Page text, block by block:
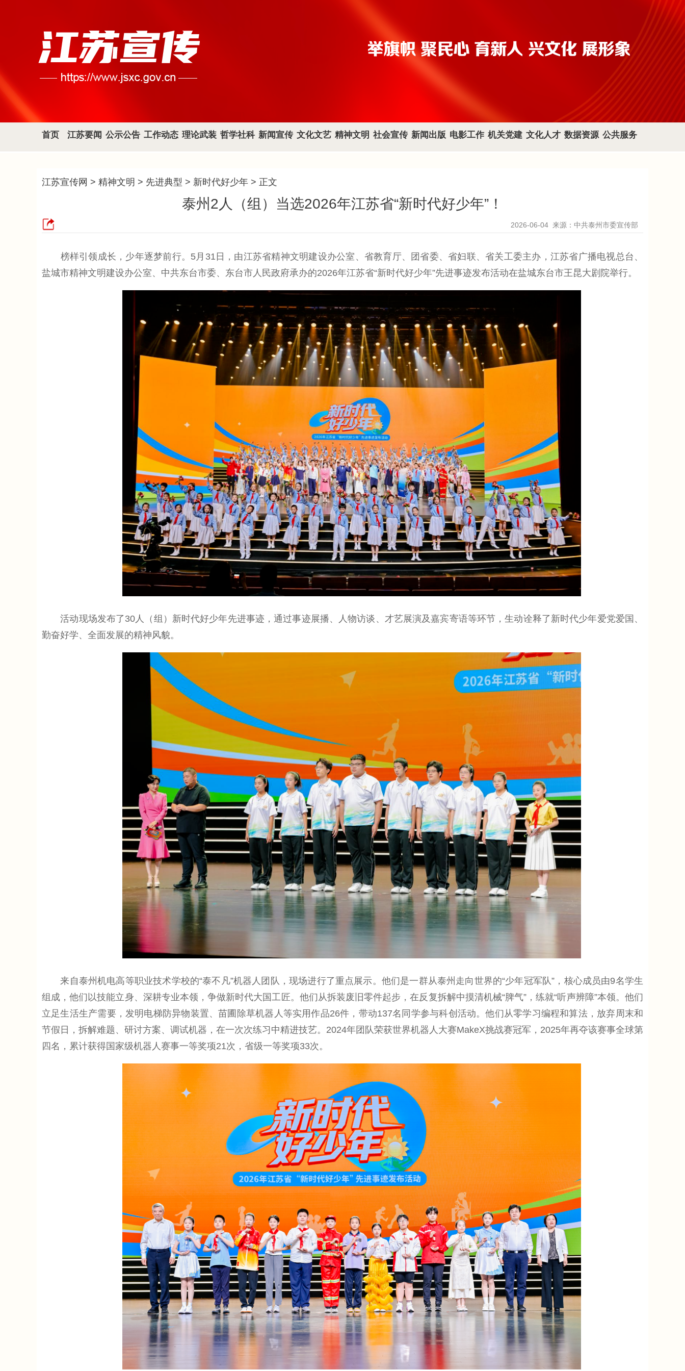
首页 江苏要闻 公示公告 工作动态 理论武装 哲学社科 新闻宣传 文化文艺 精神文明 社会宣传 新闻出版 电影工作 机关党建 文化人才 数据资源 公共服务
江苏宣传网 > 精神文明 > 先进典型 > 新时代好少年 > 正文
泰州2人（组）当选2026年江苏省“新时代好少年”！
2026-06-04 来源：中共泰州市委宣传部
榜样引领成长，少年逐梦前行。5月31日，由江苏省精神文明建设办公室、省教育厅、团省委、省妇联、省关工委主办，江苏省广播电视总台、
盐城市精神文明建设办公室、中共东台市委、东台市人民政府承办的2026年江苏省“新时代好少年”先进事迹发布活动在盐城东台市王昆大剧院举行。
活动现场发布了30人（组）新时代好少年先进事迹，通过事迹展播、人物访谈、才艺展演及嘉宾寄语等环节，生动诠释了新时代少年爱党爱国、
勤奋好学、全面发展的精神风貌。
来自泰州机电高等职业技术学校的“泰不凡”机器人团队，现场进行了重点展示。他们是一群从泰州走向世界的“少年冠军队”，核心成员由9名学生
组成，他们以技能立身、深耕专业本领，争做新时代大国工匠。他们从拆装废旧零件起步，在反复拆解中摸清机械“脾气”，练就“听声辨障”本领。他们
立足生活生产需要，发明电梯防异物装置、苗圃除草机器人等实用作品26件，带动137名同学参与科创活动。他们从零学习编程和算法，放弃周末和
节假日，拆解难题、研讨方案、调试机器，在一次次练习中精进技艺。2024年团队荣获世界机器人大赛MakeX挑战赛冠军，2025年再夺该赛事全球第
四名，累计获得国家级机器人赛事一等奖项21次，省级一等奖项33次。